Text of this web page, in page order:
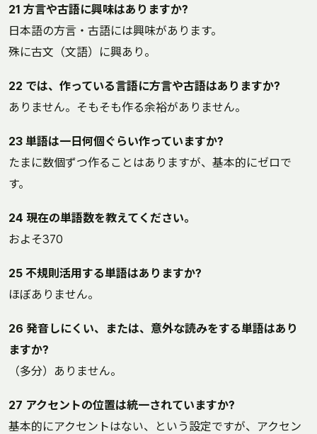
21 方言や古語に興味はありますか?
日本語の方言・古語には興味があります。
殊に古文（文語）に興あり。
22 では、作っている言語に方言や古語はありますか?
ありません。そもそも作る余裕がありません。
23 単語は一日何個ぐらい作っていますか?
たまに数個ずつ作ることはありますが、基本的にゼロで
す。
24 現在の単語数を教えてください。
およそ370
25 不規則活用する単語はありますか?
ほぼありません。
26 発音しにくい、または、意外な読みをする単語はあり
ますか?
（多分）ありません。
27 アクセントの位置は統一されていますか?
基本的にアクセントはない、という設定ですが、アクセン